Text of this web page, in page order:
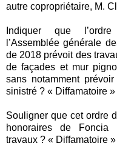
autre copropriétaire, M.
Indiquer que
l’Assemblée générale
de 2018 prévoit des
de façades et mur
sans notamment
sinistré ? « Diffamatoire »
Souligner que cet ordre
honoraires de Foncia
travaux ? « Diffamatoire »